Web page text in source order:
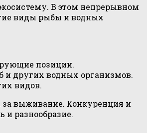
В этом непрерывном
виды рыбы и водных
позиции.
других водных организмов.
видов.
за выживание. Конкуренция и
разнообразие.